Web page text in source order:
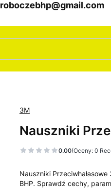
roboczebhp@gmail.com
3M
Nauszniki
0.00(Oceny: 0
Nauszniki
BHP. Sprawdź cechy,